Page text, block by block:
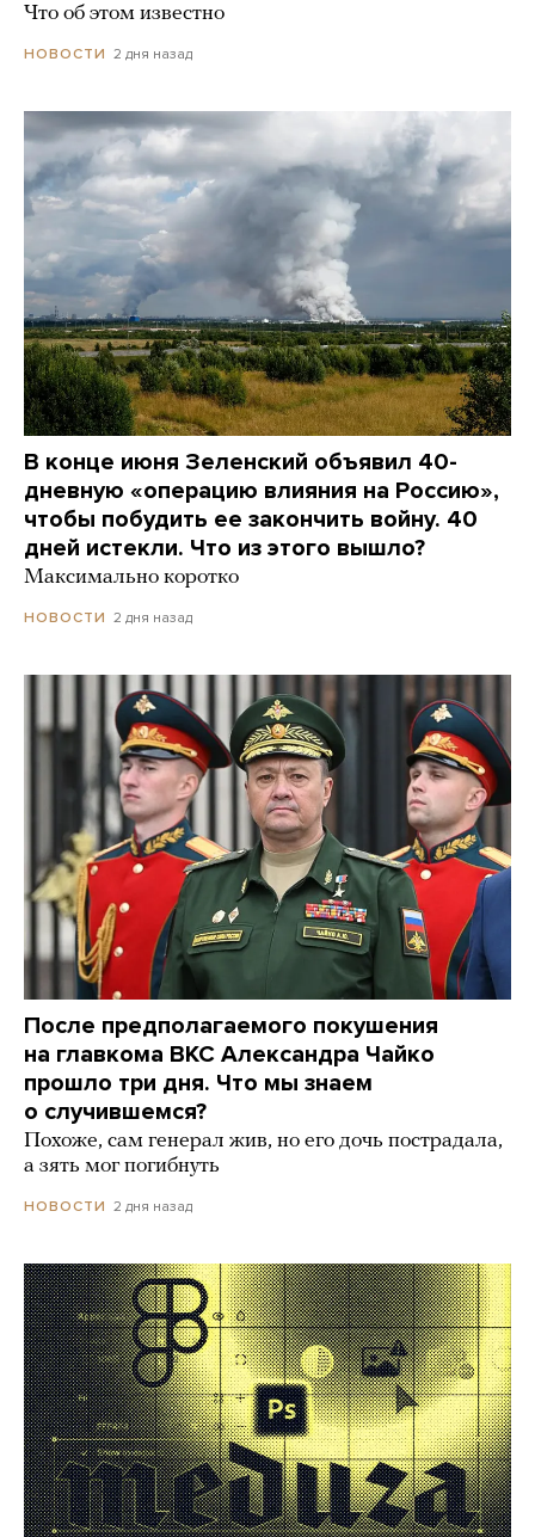
Что об этом известно
НОВОСТИ 2 дня назад
В конце июня Зеленский объявил 40-
дневную «операцию влияния на Россию»,
чтобы побудить ее закончить войну. 40
дней истекли. Что из этого вышло?
Максимально коротко
НОВОСТИ 2 дня назад
После предполагаемого покушения
на главкома ВКС Александра Чайко
прошло три дня. Что мы знаем
о случившемся?
Похоже, сам генерал жив, но его дочь пострадала,
а зять мог погибнуть
НОВОСТИ 2 дня назад